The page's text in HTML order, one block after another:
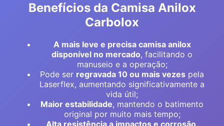
Benefícios da Camisa Anilox
Carbolox
A mais leve e precisa camisa anilox
disponível no mercado, facilitando o
manuseio e a operação;
Pode ser regravada 10 ou mais vezes pela
Laserflex, aumentando significativamente a
vida útil;
Maior estabilidade, mantendo o batimento
original por muito mais tempo;